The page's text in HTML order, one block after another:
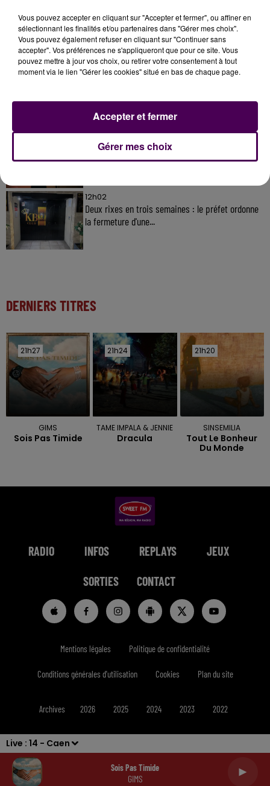
Live : 14 - Caen
Sois Pas Timide
GIMS
À LA UNE
31 juillet 2026
11 juillet 2026
Inscrivez-vous au casting The Voice & The Voice
Kids !
12h02
Deux rixes en trois semaines : le préfet ordonne
la fermeture d'une...
DERNIERS TITRES
21h27
21h27
GIMS
Sois Pas Timide
21h24
21h24
TAME IMPALA & JENNIE
Dracula
21h20
21h20
SINSEMILIA
Tout Le Bonheur
Du Monde
RADIO INFOS REPLAYS JEUX
SORTIES CONTACT
Mentions légales Politique de confidentialité
Conditions générales d'utilisation Cookies Plan du site
Archives 2026 2025 2024 2023 2022
Vous pouvez accepter en cliquant sur "Accepter et fermer", ou affiner en
sélectionnant les finalités et/ou partenaires dans "Gérer mes choix".
Vous pouvez également refuser en cliquant sur "Continuer sans
accepter". Vos préférences ne s'appliqueront que pour ce site. Vous
pouvez mettre à jour vos choix, ou retirer votre consentement à tout
moment via le lien "Gérer les cookies" situé en bas de chaque page.
Gérer mes choix
Accepter et fermer